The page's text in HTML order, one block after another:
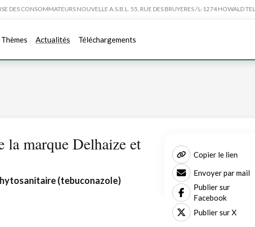
DES CONSOMMATEURS NOUVELLE A.S.B.L. 55, RUE DES BRUYERES / L-1274 HOWALD
Thèmes Actualités Téléchargements
la marque Delhaize et
(tebuconazole)
Copier le lien
Envoyer par mail
Publier sur
Facebook
Publier sur X